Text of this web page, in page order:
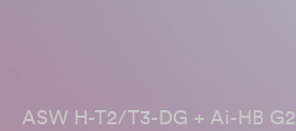
ASW H-T2/T3-DG + Ai-HB G2